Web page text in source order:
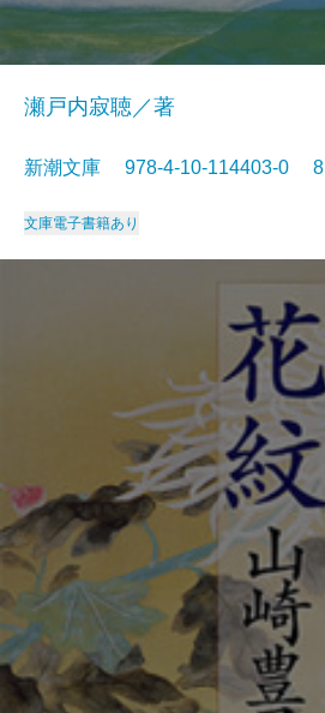
瀬戸内寂聴／著
新潮文庫 978-4-10-114403-0
文庫電子書籍あり